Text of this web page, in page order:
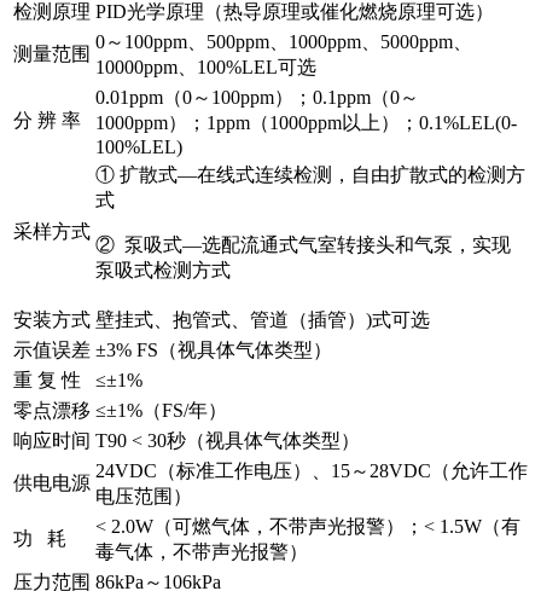
检测原理 PID光学原理（热导原理或催化燃烧原理可选）
测量范围
0～100ppm、500ppm、1000ppm、5000ppm、
10000ppm、100%LEL可选
分 辨 率
0.01ppm（0～100ppm）；0.1ppm（0～
1000ppm）；1ppm（1000ppm以上）；0.1%LEL(0-
100%LEL)
采样方式
① 扩散式—在线式连续检测，自由扩散式的检测方
式
② 泵吸式—选配流通式气室转接头和气泵，实现
泵吸式检测方式
安装方式 壁挂式、抱管式、管道（插管）)式可选
示值误差 ±3% FS（视具体气体类型）
重 复 性
≤±1%
零点漂移 ≤±1%（FS/年）
响应时间 T90 < 30秒（视具体气体类型）
供电电源
24VDC（标准工作电压）、15～28VDC（允许工作
电压范围）
功 耗
< 2.0W（可燃气体，不带声光报警）；< 1.5W（有
毒气体，不带声光报警）
压力范围 86kPa～106kPa